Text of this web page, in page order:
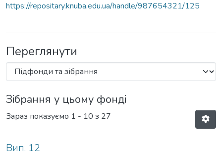
https://repositary.knuba.edu.ua/handle/987654321/125
Переглянути
Зібрання у цьому фонді
Зараз показуємо 1 - 10 з 27
Вип. 12